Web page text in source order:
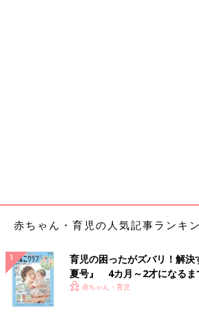
赤ちゃん・育児の人気記事ランキ
育児の困ったがズバリ！解
夏号』 4カ月～2才になるま
いっぱい！
赤ちゃん・育児